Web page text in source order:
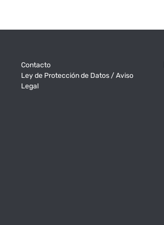
Contacto
Ley de Protección de Datos / Aviso
Legal